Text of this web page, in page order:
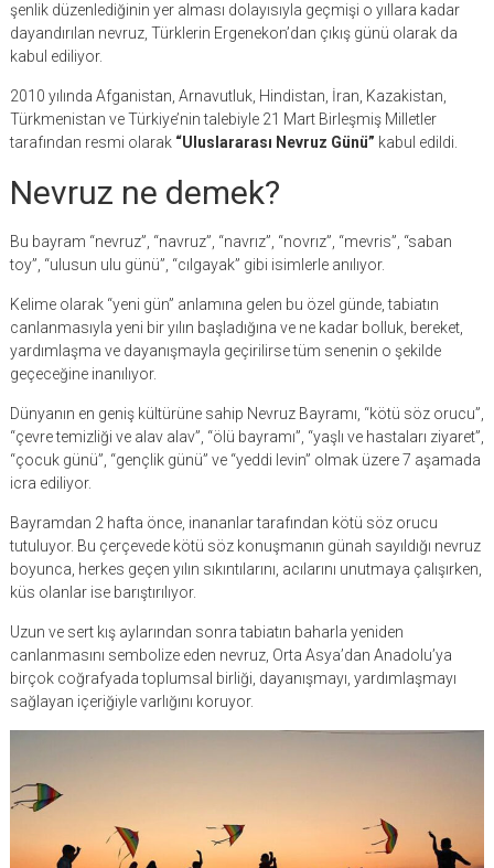
şenlik düzenlediğinin yer alması dolayısıyla geçmişi o yıllara kadar
dayandırılan nevruz, Türklerin Ergenekon’dan çıkış günü olarak da
kabul ediliyor.
2010 yılında Afganistan, Arnavutluk, Hindistan, İran, Kazakistan,
Türkmenistan ve Türkiye’nin talebiyle 21 Mart Birleşmiş Milletler
tarafından resmi olarak “Uluslararası Nevruz Günü” kabul edildi.
Nevruz ne demek?
Bu bayram “nevruz”, “navruz”, “navrız”, “novrız”, “mevris”, “saban
toy”, “ulusun ulu günü”, “cılgayak” gibi isimlerle anılıyor.
Kelime olarak “yeni gün” anlamına gelen bu özel günde, tabiatın
canlanmasıyla yeni bir yılın başladığına ve ne kadar bolluk, bereket,
yardımlaşma ve dayanışmayla geçirilirse tüm senenin o şekilde
geçeceğine inanılıyor.
Dünyanın en geniş kültürüne sahip Nevruz Bayramı, “kötü söz orucu”,
“çevre temizliği ve alav alav”, “ölü bayramı”, “yaşlı ve hastaları ziyaret”,
“çocuk günü”, “gençlik günü” ve “yeddi levin” olmak üzere 7 aşamada
icra ediliyor.
Bayramdan 2 hafta önce, inananlar tarafından kötü söz orucu
tutuluyor. Bu çerçevede kötü söz konuşmanın günah sayıldığı nevruz
boyunca, herkes geçen yılın sıkıntılarını, acılarını unutmaya çalışırken,
küs olanlar ise barıştırılıyor.
Uzun ve sert kış aylarından sonra tabiatın baharla yeniden
canlanmasını sembolize eden nevruz, Orta Asya’dan Anadolu’ya
birçok coğrafyada toplumsal birliği, dayanışmayı, yardımlaşmayı
sağlayan içeriğiyle varlığını koruyor.